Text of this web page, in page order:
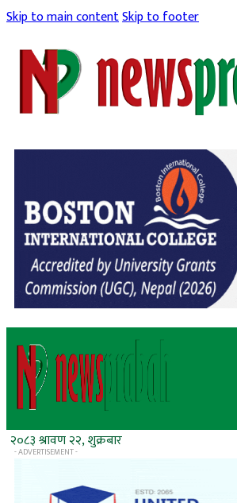
Skip to main contentSkip to footer
२०८३ श्रावण २२, शुक्रबार
- ADVERTISEMENT -